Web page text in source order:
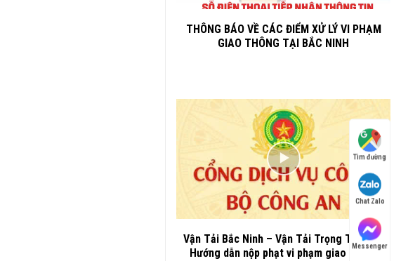
THÔNG BÁO VỀ CÁC ĐIỂM XỬ LÝ VI PHẠM
GIAO THÔNG TẠI BẮC NINH
Vận Tải Bắc Ninh – Vận Tải Trọng Thành –
Hướng dẫn nộp phạt vi phạm giao thông
Tìm đường
Chat Zalo
Messenger